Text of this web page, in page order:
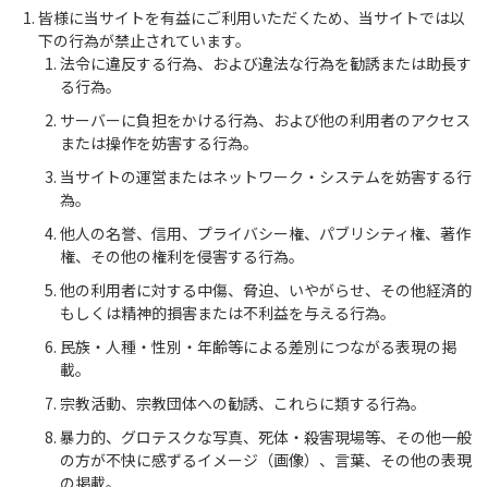
皆様に当サイトを有益にご利用いただくため、当サイトでは以
下の行為が禁止されています。
法令に違反する行為、および違法な行為を勧誘または助長す
る行為。
サーバーに負担をかける行為、および他の利用者のアクセス
または操作を妨害する行為。
当サイトの運営またはネットワーク・システムを妨害する行
為。
他人の名誉、信用、プライバシー権、パブリシティ権、著作
権、その他の権利を侵害する行為。
他の利用者に対する中傷、脅迫、いやがらせ、その他経済的
もしくは精神的損害または不利益を与える行為。
民族・人種・性別・年齢等による差別につながる表現の掲
載。
宗教活動、宗教団体への勧誘、これらに類する行為。
暴力的、グロテスクな写真、死体・殺害現場等、その他一般
の方が不快に感ずるイメージ（画像）、言葉、その他の表現
の掲載。